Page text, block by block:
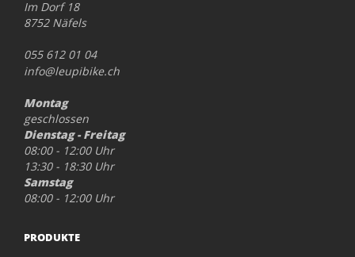
Im Dorf 18
8752 Näfels
055 612 01 04
info@leupibike.ch
Montag
geschlossen
Dienstag - Freitag
08:00 - 12:00 Uhr
13:30 - 18:30 Uhr
Samstag
08:00 - 12:00 Uhr
PRODUKTE